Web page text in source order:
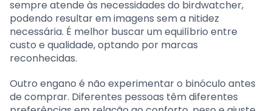
sempre atende às necessidades do birdwatcher,
podendo resultar em imagens sem a nitidez
necessária. É melhor buscar um equilíbrio entre
custo e qualidade, optando por marcas
reconhecidas.
Outro engano é não experimentar o binóculo antes
de comprar. Diferentes pessoas têm diferentes